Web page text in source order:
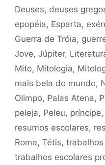
Deuses, deuses
epopéia, Esparta,
Guerra de Tróia,
Jove, Júpiter,
Mito, Mitologia,
mais bela do mundo,
Olimpo, Palas Atena,
peleja, Peleu, príncipe,
resumos escolares,
Roma, Tétis,
trabalhos escolares